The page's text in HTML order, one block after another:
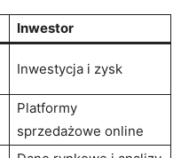
Inwestor
Inwestycja i zysk
Platformy
sprzedażowe online